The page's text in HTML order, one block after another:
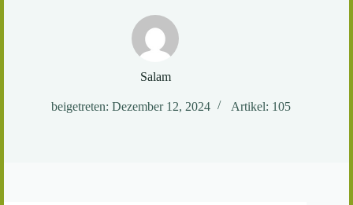
Salam
beigetreten: Dezember 12, 2024 Artikel: 105